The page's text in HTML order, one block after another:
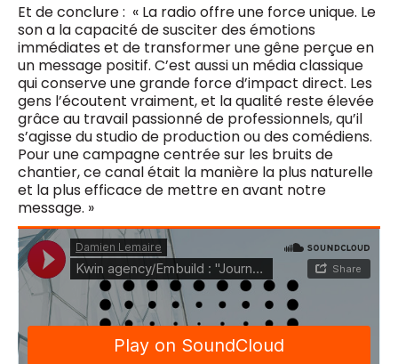
Et de conclure : « La radio offre une force unique. Le
son a la capacité de susciter des émotions
immédiates et de transformer une gêne perçue en
un message positif. C’est aussi un média classique
qui conserve une grande force d’impact direct. Les
gens l’écoutent vraiment, et la qualité reste élevée
grâce au travail passionné de professionnels, qu’il
s’agisse du studio de production ou des comédiens.
Pour une campagne centrée sur les bruits de
chantier, ce canal était la manière la plus naturelle
et la plus efficace de mettre en avant notre
message. »